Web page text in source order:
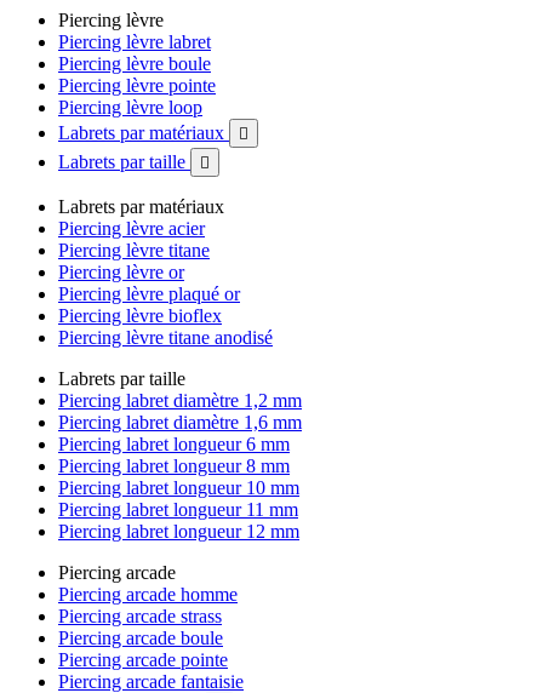
Piercing lèvre
Piercing lèvre labret
Piercing lèvre boule
Piercing lèvre pointe
Piercing lèvre loop
Labrets par matériaux

Labrets par taille 
Labrets par matériaux
Piercing lèvre acier
Piercing lèvre titane
Piercing lèvre or
Piercing lèvre plaqué or
Piercing lèvre bioflex
Piercing lèvre titane anodisé
Labrets par taille
Piercing labret diamètre 1,2 mm
Piercing labret diamètre 1,6 mm
Piercing labret longueur 6 mm
Piercing labret longueur 8 mm
Piercing labret longueur 10 mm
Piercing labret longueur 11 mm
Piercing labret longueur 12 mm
Piercing arcade
Piercing arcade homme
Piercing arcade strass
Piercing arcade boule
Piercing arcade pointe
Piercing arcade fantaisie